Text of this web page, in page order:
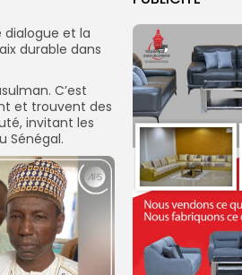
dialogue et la
durable dans
C’est
et trouvent des
invitant les
Sénégal.